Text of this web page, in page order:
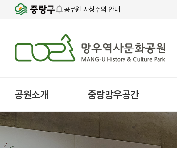
공무원 사칭주의 안내
공원소개 중랑망우공간